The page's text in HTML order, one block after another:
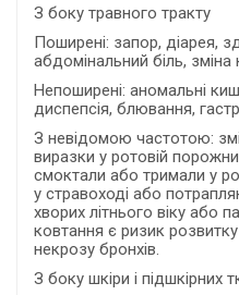
З боку травного тракту
Поширені: запор, діарея,
абдомінальний біль,
Непоширені: аномальні
диспепсія, блювання,
З невідомою частотою:
виразки у ротовій
смоктали або тримали у
у стравоході або
хворих літнього віку або
ковтання є ризик
некрозу бронхів.
З боку шкіри і підшкірних